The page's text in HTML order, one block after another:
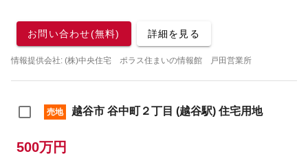
お問い合わせ(無料) 詳細を見る
情報提供会社: (株)中央住宅 ポラス住まいの情報館 戸田営業所
売地 越谷市 谷中町２丁目 (越谷駅) 住宅用地
500万円